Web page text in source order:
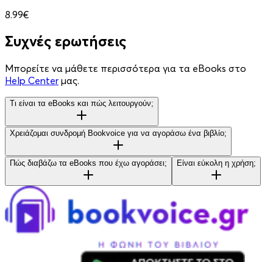
8.99€
Συχνές ερωτήσεις
Μπορείτε να μάθετε περισσότερα για τα eBooks στο
Help Center μας.
Τι είναι τα eBooks και πώς λειτουργούν;
Χρειάζομαι συνδρομή Bookvoice για να αγοράσω ένα βιβλίο;
Πώς διαβάζω τα eBooks που έχω αγοράσει; Είναι εύκολη η χρήση;